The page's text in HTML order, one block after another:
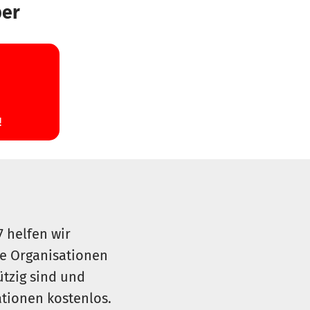
helfen wir
Organisationen
sind und
kostenlos.